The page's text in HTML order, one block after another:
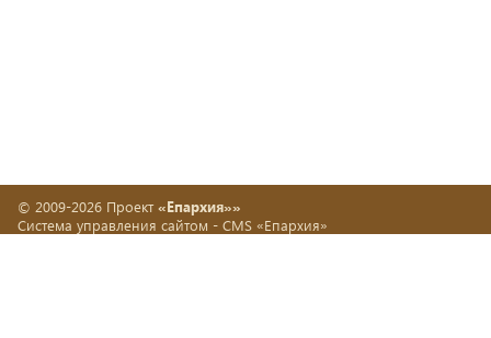
© 2009-2026 Проект «Епархия»»
Система управления сайтом - CMS «Епархия»